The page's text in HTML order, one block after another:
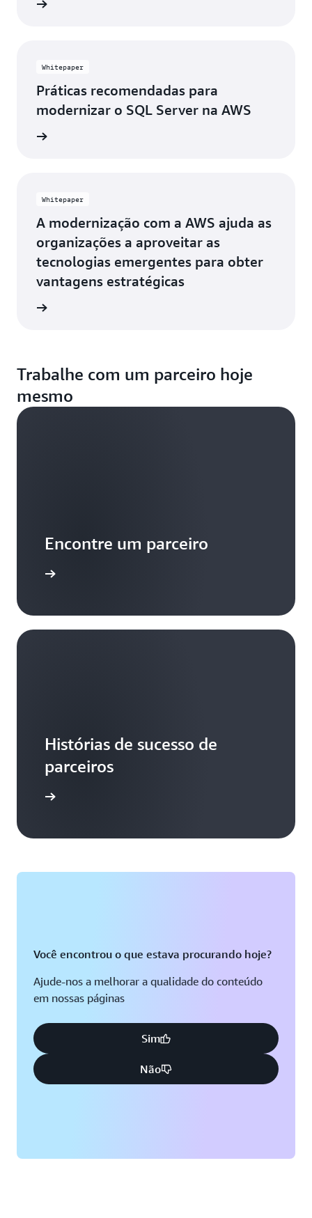
Whitepaper
Práticas recomendadas para
modernizar o SQL Server na AWS
Whitepaper
A modernização com a AWS ajuda as
organizações a aproveitar as
tecnologias emergentes para obter
vantagens estratégicas
Trabalhe com um parceiro hoje
mesmo
Encontre um parceiro
Histórias de sucesso de
parceiros
Você encontrou o que estava procurando hoje?
Ajude-nos a melhorar a qualidade do conteúdo
em nossas páginas
Sim
Não